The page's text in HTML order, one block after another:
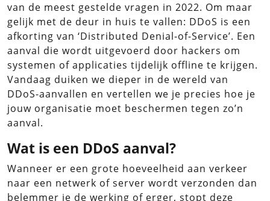
van de meest gestelde vragen in 2022. Om maar
gelijk met de deur in huis te vallen: DDoS is een
afkorting van ‘Distributed Denial-of-Service’. Een
aanval die wordt uitgevoerd door hackers om
systemen of applicaties tijdelijk offline te krijgen.
Vandaag duiken we dieper in de wereld van
DDoS-aanvallen en vertellen we je precies hoe je
jouw organisatie moet beschermen tegen zo’n
aanval.
Wat is een DDoS aanval?
Wanneer er een grote hoeveelheid aan verkeer
naar een netwerk of server wordt verzonden dan
belemmer je de werking of erger, stopt deze